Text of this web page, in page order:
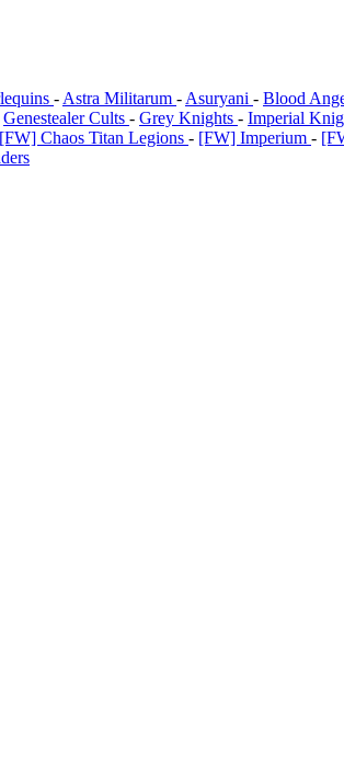
- Astra Militarum - Asuryani - Blood
Genestealer Cults - Grey Knights - Imperial
[FW] Chaos Titan Legions - [FW] Imperium -